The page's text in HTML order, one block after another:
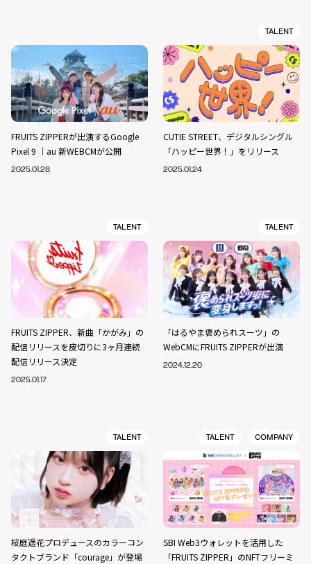
FRUITS ZIPPERが出演するGoogle
Pixel 9 ｜au 新WEBCMが公開
2025.01.28
TALENT
CUTIE STREET、デジタルシングル
「ハッピー世界！」をリリース
2025.01.24
TALENT
FRUITS ZIPPER、新曲「かがみ」の
配信リリースを皮切りに3ヶ月連続
配信リリース決定
2025.01.17
TALENT
「はるやま褒められスーツ」の
WebCMにFRUITS ZIPPERが出演
2024.12.20
TALENT
桜庭遥花プロデュースのカラーコン
タクトブランド「courage」が登場
TALENT COMPANY
SBI Web3ウォレットを活用した
「FRUITS ZIPPER」のNFTフリーミ